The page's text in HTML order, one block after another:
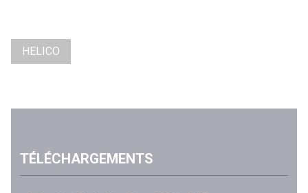
HELICO
TÉLÉCHARGEMENTS